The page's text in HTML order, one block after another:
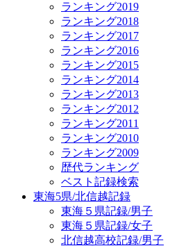
ランキング2019
ランキング2018
ランキング2017
ランキング2016
ランキング2015
ランキング2014
ランキング2013
ランキング2012
ランキング2011
ランキング2010
ランキング2009
歴代ランキング
ベスト記録検索
東海5県/北信越記録
東海５県記録/男子
東海５県記録/女子
北信越高校記録/男子